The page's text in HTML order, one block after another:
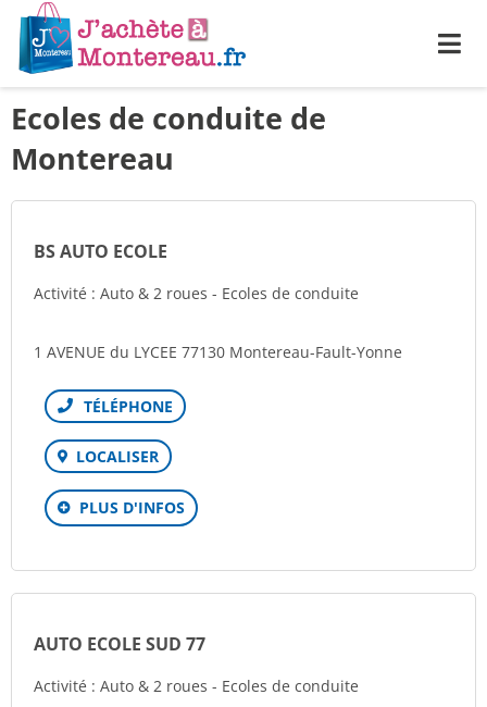
Ecoles de conduite de
Montereau
BS AUTO ECOLE
Activité : Auto & 2 roues - Ecoles de conduite
1 AVENUE du LYCEE 77130 Montereau-Fault-Yonne
Téléphone
LOCALISER
PLUS D'INFOS
AUTO ECOLE SUD 77
Activité : Auto & 2 roues - Ecoles de conduite